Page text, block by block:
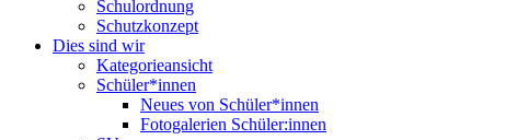
Schulordnung
Schutzkonzept
Dies sind wir
Kategorieansicht
Schüler*innen
Neues von Schüler*innen
Fotogalerien Schüler:innen